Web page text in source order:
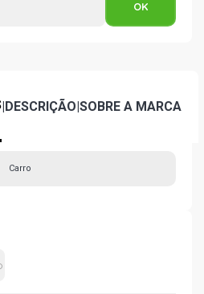
|DESCRIÇÃO|SOBRE A MARCA
Carro